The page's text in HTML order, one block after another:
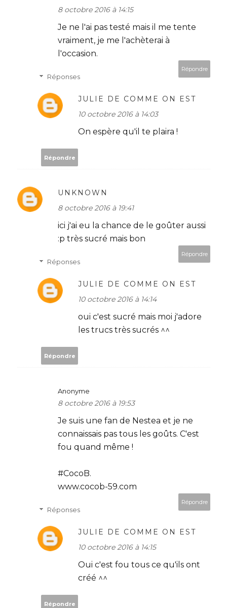
8 octobre 2016 à 14:15
Je ne l'ai pas testé mais il me tente
vraiment, je me l'achèterai à
l'occasion.
Répondre
Réponses
JULIE DE COMME ON EST
10 octobre 2016 à 14:03
On espère qu'il te plaira !
Répondre
UNKNOWN
8 octobre 2016 à 19:41
ici j'ai eu la chance de le goûter aussi
:p très sucré mais bon
Répondre
Réponses
JULIE DE COMME ON EST
10 octobre 2016 à 14:14
oui c'est sucré mais moi j'adore
les trucs très sucrés ^^
Répondre
Anonyme
8 octobre 2016 à 19:53
Je suis une fan de Nestea et je ne
connaissais pas tous les goûts. C'est
fou quand même !
#CocoB.
www.cocob-59.com
Répondre
Réponses
JULIE DE COMME ON EST
10 octobre 2016 à 14:15
Oui c'est fou tous ce qu'ils ont
créé ^^
Répondre